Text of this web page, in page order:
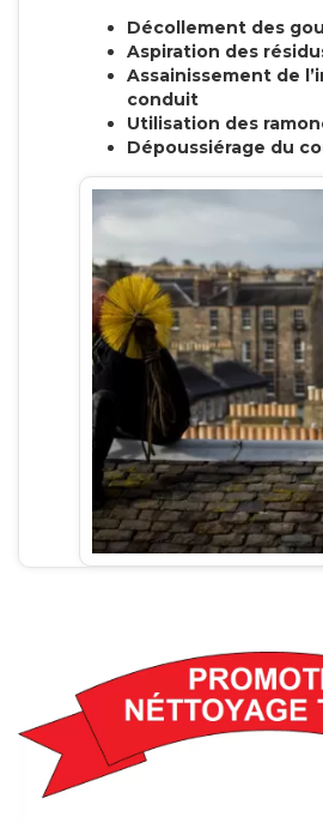
Décollement des
Aspiration des
Assainissement de
conduit
Utilisation des
Dépoussiérage du